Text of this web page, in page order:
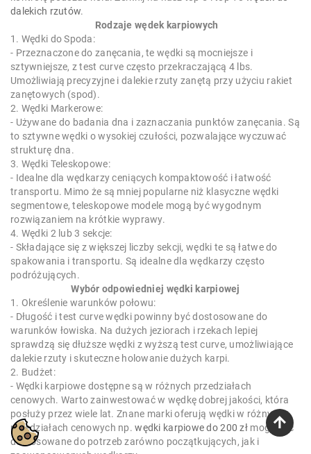
dalekich rzutów.
Rodzaje wędek karpiowych
1. Wędki do Spoda:
- Przeznaczone do zanęcania, te wędki są mocniejsze i
sztywniejsze, z test curve często przekraczającą 4 lbs.
Umożliwiają precyzyjne i dalekie rzuty zanętą przy użyciu rakiet
zanętowych (spod).
2. Wędki Markerowe:
- Używane do badania dna i zaznaczania punktów zanęcania. Są
to sztywne wędki o wysokiej czułości, pozwalające wyczuwać
strukturę dna.
3. Wędki Teleskopowe:
- Idealne dla wędkarzy ceniących kompaktowość i łatwość
transportu. Mimo że są mniej popularne niż klasyczne wędki
segmentowe, teleskopowe modele mogą być wygodnym
rozwiązaniem na krótkie wyprawy.
4. Wędki 2 lub 3 sekcje:
- Składające się z większej liczby sekcji, wędki te są łatwe do
spakowania i transportu. Są idealne dla wędkarzy często
podróżujących.
Wybór odpowiedniej wędki karpiowej
1. Określenie warunków połowu:
- Długość i test curve wędki powinny być dostosowane do
warunków łowiska. Na dużych jeziorach i rzekach lepiej
sprawdzą się dłuższe wędki z wyższą test curve, umożliwiające
dalekie rzuty i skuteczne holowanie dużych karpi.
2. Budżet:
- Wędki karpiowe dostępne są w różnych przedziałach
cenowych. Warto zainwestować w wędkę dobrej jakości, która
posłuży przez wiele lat. Znane marki oferują wędki w różnych
przedziałach cenowych np.wędki karpiowe do 200 zł mogą być
dostosowane do potrzeb zarówno początkujących, jak i